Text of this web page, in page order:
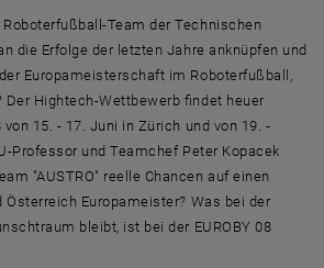
Team der Technischen
die Erfolge der letzten Jahre anknüpfen und
der Europameisterschaft im Roboterfußball,
Hightech-Wettbewerb findet heuer
von 15. - 17. Juni in Zürich und von 19. -
Professor und Teamchef Peter Kopacek
"AUSTRO" reelle Chancen auf einen
Österreich Europameister? Was bei der
bleibt, ist bei der EUROBY 08